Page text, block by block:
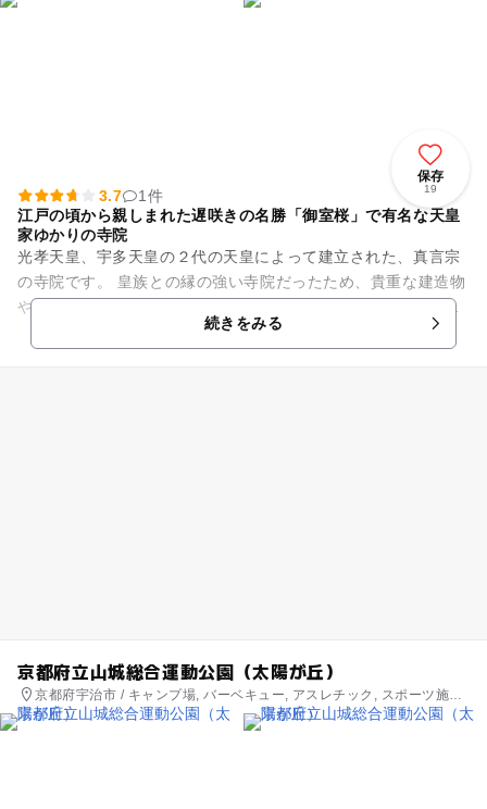
保存
19
3.7
1件
江戸の頃から親しまれた遅咲きの名勝「御室桜」で有名な天皇
家ゆかりの寺院
光孝天皇、宇多天皇の２代の天皇によって建立された、真言宗
の寺院です。 皇族との縁の強い寺院だったため、貴重な建造物
や美術工芸品などの文化財が残されています。子供さんです
と、まず入り口、二王門の...続きをみる
京都府立山城総合運動公園（太陽が丘）
京都府宇治市 / キャンプ場, バーベキュー, アスレチック, スポーツ施設,
公園・総合公園, プール